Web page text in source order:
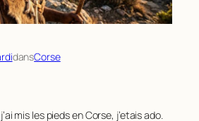
dansCorse
mis les pieds en Corse, j’etais ado.